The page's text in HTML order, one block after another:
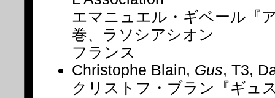
エマニュエル・ギベール『
巻、ラソシアシオン
フランス
Christophe Blain, Gus, T3,
クリストフ・ブラン『ギュ